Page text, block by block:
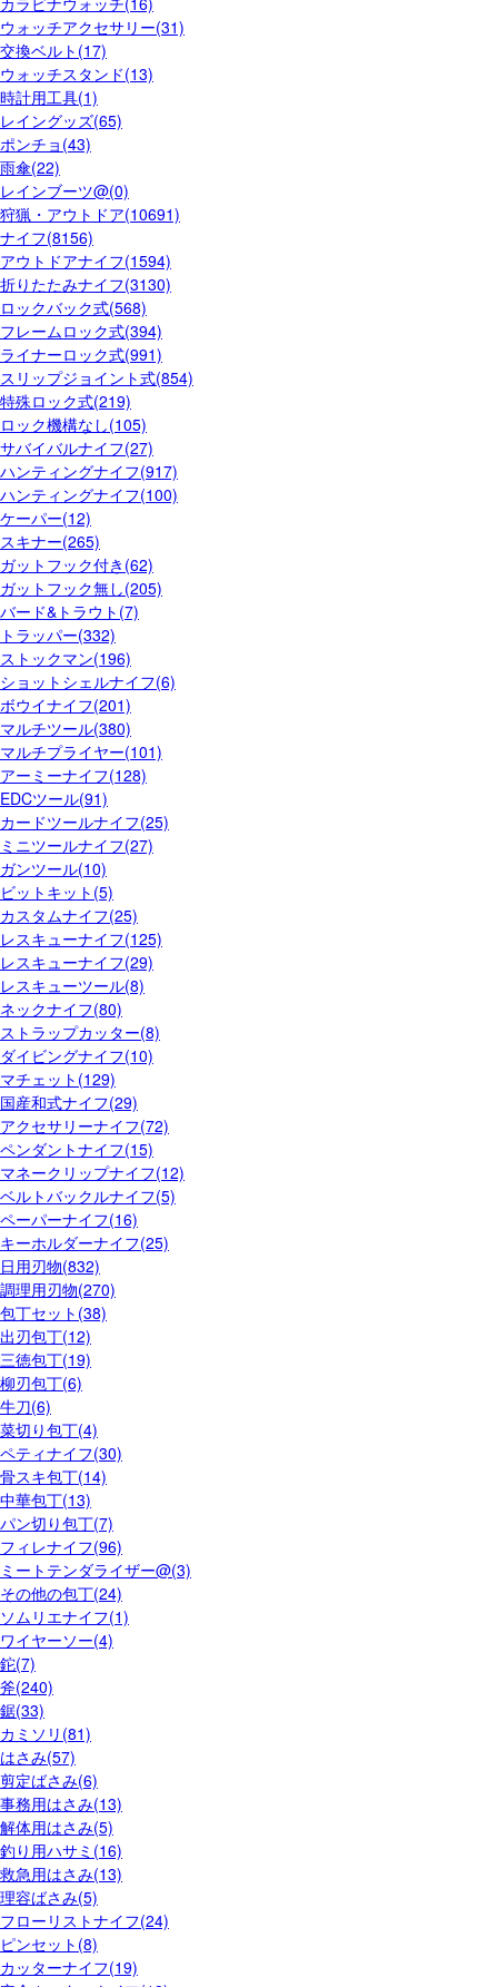
ウォッチアクセサリー(31)
交換ベルト(17)
ウォッチスタンド(13)
時計用工具(1)
レイングッズ(65)
ポンチョ(43)
雨傘(22)
レインブーツ@(0)
狩猟・アウトドア(10691)
ナイフ(8156)
アウトドアナイフ(1594)
折りたたみナイフ(3130)
ロックバック式(568)
フレームロック式(394)
ライナーロック式(991)
スリップジョイント式(854)
特殊ロック式(219)
ロック機構なし(105)
サバイバルナイフ(27)
ハンティングナイフ(917)
ハンティングナイフ(100)
ケーパー(12)
スキナー(265)
ガットフック付き(62)
ガットフック無し(205)
バード&トラウト(7)
トラッパー(332)
ストックマン(196)
ショットシェルナイフ(6)
ボウイナイフ(201)
マルチツール(380)
マルチプライヤー(101)
アーミーナイフ(128)
EDCツール(91)
カードツールナイフ(25)
ミニツールナイフ(27)
ガンツール(10)
ビットキット(5)
カスタムナイフ(25)
レスキューナイフ(125)
レスキューナイフ(29)
レスキューツール(8)
ネックナイフ(80)
ストラップカッター(8)
ダイビングナイフ(10)
マチェット(129)
国産和式ナイフ(29)
アクセサリーナイフ(72)
ペンダントナイフ(15)
マネークリップナイフ(12)
ベルトバックルナイフ(5)
ペーパーナイフ(16)
キーホルダーナイフ(25)
日用刃物(832)
調理用刃物(270)
包丁セット(38)
出刃包丁(12)
三徳包丁(19)
柳刃包丁(6)
牛刀(6)
菜切り包丁(4)
ペティナイフ(30)
骨スキ包丁(14)
中華包丁(13)
パン切り包丁(7)
フィレナイフ(96)
ミートテンダライザー@(3)
その他の包丁(24)
ソムリエナイフ(1)
ワイヤーソー(4)
鉈(7)
斧(240)
鋸(33)
カミソリ(81)
はさみ(57)
剪定ばさみ(6)
事務用はさみ(13)
解体用はさみ(5)
釣り用ハサミ(16)
救急用はさみ(13)
理容ばさみ(5)
フローリストナイフ(24)
ピンセット(8)
カッターナイフ(19)